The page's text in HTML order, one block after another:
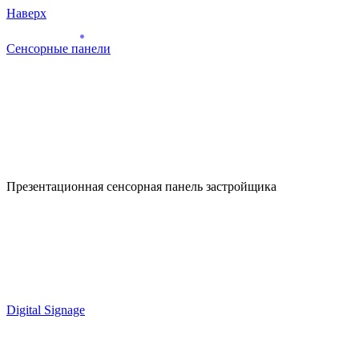
Наверх
Сенсорные панели
Презентационная сенсорная панель застройщика
Digital Signage